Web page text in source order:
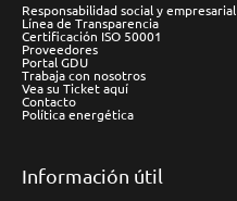
Responsabilidad social y empresarial
Línea de Transparencia
Certificación ISO 50001
Proveedores
Portal GDU
Trabaja con nosotros
Vea su Ticket aquí
Contacto
Política energética
Información útil